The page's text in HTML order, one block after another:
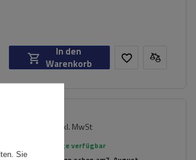
In den
Warenkorb
inkl. MwSt
Große Menge verfügbar
Sie